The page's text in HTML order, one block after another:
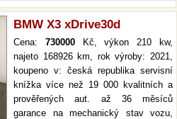
BMW X3 xDrive30d
Cena: 730000Kč, výkon 210 kw,
najeto 168926 km, rok výroby: 2021,
koupeno v: česká republika servisní
knížka více než 19 000 kvalitních a
prověřených aut. až 36 měsíců
garance na mechanický stav vozu,